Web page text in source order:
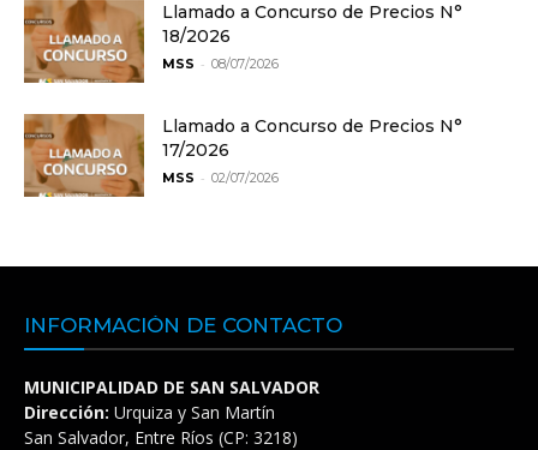
Llamado a Concurso de Precios N°
18/2026
MSS - 08/07/2026
Llamado a Concurso de Precios N°
17/2026
MSS - 02/07/2026
INFORMACIÓN DE CONTACTO
MUNICIPALIDAD DE SAN SALVADOR
Dirección: Urquiza y San Martín
San Salvador, Entre Ríos (CP: 3218)